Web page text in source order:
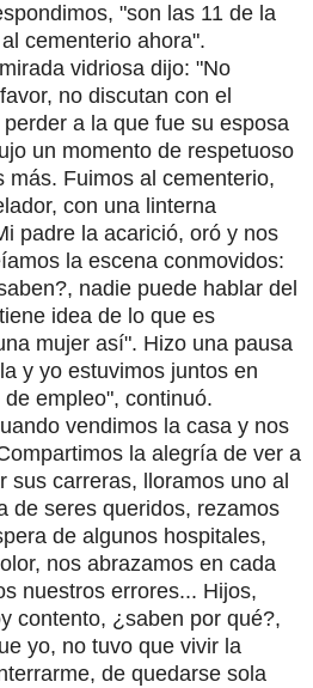
"son las 11 de la
cementerio ahora".
vidriosa dijo: "No
no discutan con el
a la que fue su esposa
un momento de respetuoso
más. Fuimos al cementerio,
con una linterna
padre la acarició, oró y nos
la escena conmovidos:
nadie puede hablar del
idea de lo que es
mujer así". Hizo una pausa
y yo estuvimos juntos en
empleo", continuó.
vendimos la casa y nos
la alegría de ver a
sus carreras, lloramos uno al
de seres queridos, rezamos
de algunos hospitales,
nos abrazamos en cada
nuestros errores... Hijos,
contento, ¿saben por qué?,
yo, no tuvo que vivir la
de quedarse sola